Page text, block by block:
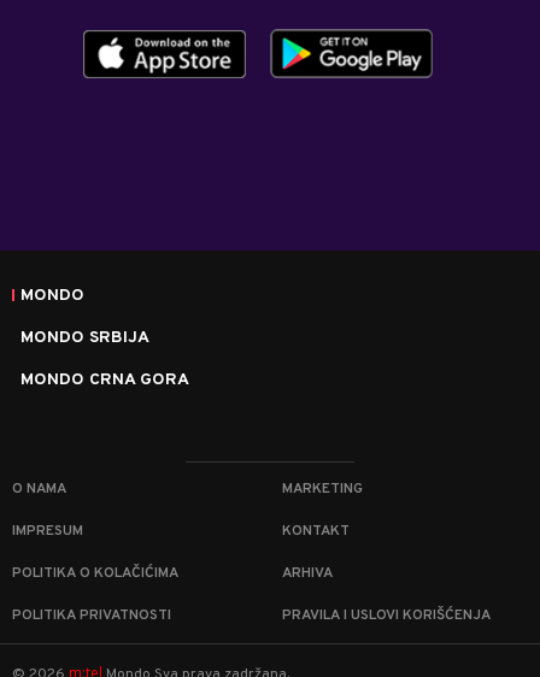
MONDO
MONDO SRBIJA
MONDO CRNA GORA
O NAMA MARKETING
IMPRESUM KONTAKT
POLITIKA O KOLAČIĆIMA ARHIVA
POLITIKA PRIVATNOSTI PRAVILA I USLOVI KORIŠĆENJA